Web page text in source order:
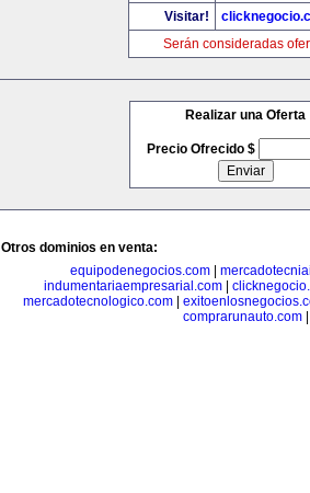
Visitar!
Serán consideradas
Realizar una Oferta
Precio Ofrecido $
Otros dominios en venta:
equipodenegocios.com|
indumentariaempresarial.com
mercadotecnologico.com
comprarunauto.com|